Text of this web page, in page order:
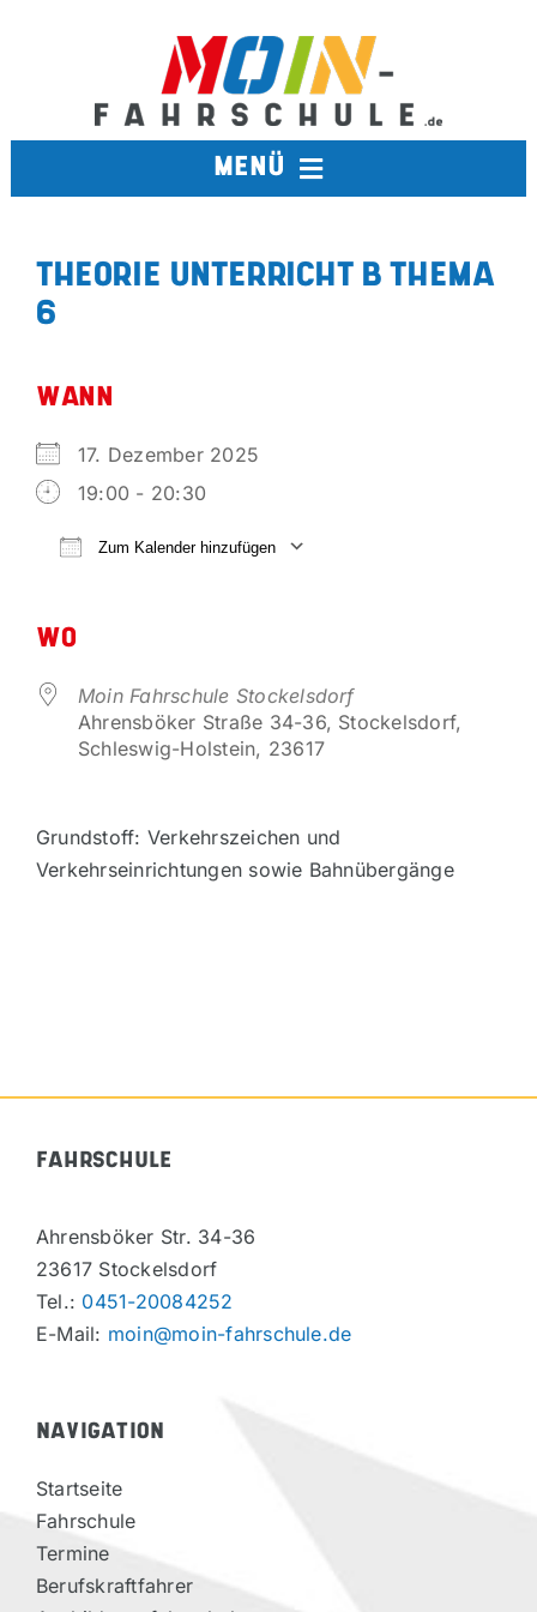
MENÜ
VORTEILSPARTNER
THEORIE UNTERRICHT B THEMA
6
WANN
17. Dezember 2025
19:00 - 20:30
Zum Kalender hinzufügen
WO
Moin Fahrschule Stockelsdorf
Ahrensböker Straße 34-36, Stockelsdorf,
Schleswig-Holstein, 23617
Grundstoff: Verkehrszeichen und
Verkehrseinrichtungen sowie Bahnübergänge
FAHRSCHULE
Ahrensböker Str. 34-36
23617 Stockelsdorf
Tel.: 0451-20084252
E-Mail: moin@moin-fahrschule.de
NAVIGATION
Startseite
Fahrschule
Termine
Berufskraftfahrer